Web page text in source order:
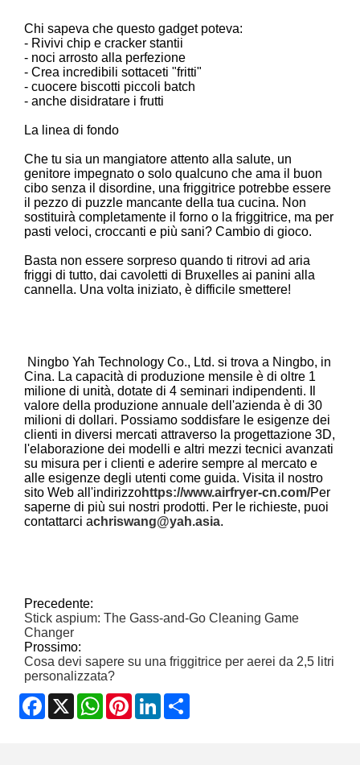
Chi sapeva che questo gadget poteva:
- Rivivi chip e cracker stantii
- noci arrosto alla perfezione
- Crea incredibili sottaceti "fritti"
- cuocere biscotti piccoli batch
- anche disidratare i frutti
La linea di fondo
Che tu sia un mangiatore attento alla salute, un
genitore impegnato o solo qualcuno che ama il buon
cibo senza il disordine, una friggitrice potrebbe essere
il pezzo di puzzle mancante della tua cucina. Non
sostituirà completamente il forno o la friggitrice, ma per
pasti veloci, croccanti e più sani? Cambio di gioco.
Basta non essere sorpreso quando ti ritrovi ad aria
friggi di tutto, dai cavoletti di Bruxelles ai panini alla
cannella. Una volta iniziato, è difficile smettere!
Ningbo Yah Technology Co., Ltd. si trova a Ningbo, in
Cina. La capacità di produzione mensile è di oltre 1
milione di unità, dotate di 4 seminari indipendenti. Il
valore della produzione annuale dell'azienda è di 30
milioni di dollari. Possiamo soddisfare le esigenze dei
clienti in diversi mercati attraverso la progettazione 3D,
l'elaborazione dei modelli e altri mezzi tecnici avanzati
su misura per i clienti e aderire sempre al mercato e
alle esigenze degli utenti come guida. Visita il nostro
sito Web all'indirizzohttps://www.airfryer-cn.com/Per
saperne di più sui nostri prodotti. Per le richieste, puoi
contattarci achriswang@yah.asia.
Precedente:
Stick aspium: The Gass-and-Go Cleaning Game
Changer
Prossimo:
Cosa devi sapere su una friggitrice per aerei da 2,5 litri
personalizzata?
Facebook
X WhatsApp
PinterestLinkedIn